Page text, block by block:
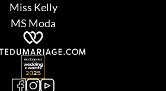
Miss Kelly
MS Moda